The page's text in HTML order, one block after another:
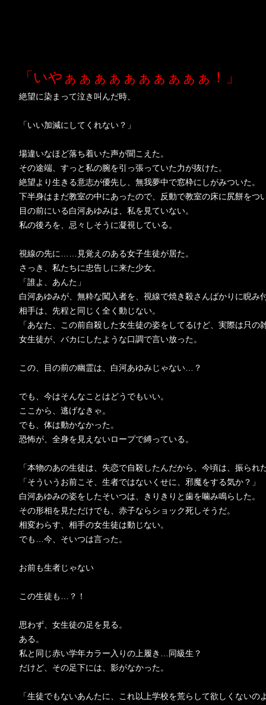
「いやぁぁぁぁぁぁぁぁぁぁ！」
絶望に染まって泣き叫んだ時、
「いい加減にしてくれない？」
場違いなほど落ち着いた声が聞こえた。
その途端、すっと私の腕を引っ張っていた力が抜けた。
絶望より生きる意志が優先し、無我夢中で窓枠にしがみついた。
下半身はまだ教室の中にあったので、反動で教室の床に尻餅をつ
目の前にいる白河あゆみは、私を見ていない。
私の後ろを、忌々しそうに凝視している。
視線の先に……見覚えのある女子生徒が居た。
さっき、私たちに忠告しに来た少女。
「誰よ、あんた」
白河あゆみが、無粋な闖入者を、視線で焼き殺さんばかりに睨み
相手は、先程と同じく全く動じない。
「あなた、この前自殺した女生徒の姿をしてるけど、実際は只の
女生徒が、バカにしたような口調で言い放った。
この、目の前の幽霊は、白河あゆみじゃない…？
でも、今はそんなことはどうでもいい。
ここから、逃げなきゃ。
でも、体は動かなかった。
恐怖が、全身を見えないロープで縛っている。
「本物のあの生徒は、失恋で自殺したんだから、今頃は、振ら
「そういうお前こそ、生者ではないくせに、邪魔をする気か？」
白河あゆみの姿をしたそいつは、きりきりと歯を噛み鳴らした。
その形相を見ただけでも、赤子ならショック死しそうだ。
相変わらす、相手の女生徒は動じない。
でも…今、そいつは言った。
お前も生者じゃない
この生徒も…？！
思わず、女生徒の足を見る。
ある。
私と同じ赤い学年カラー入りの上履き…同級生？
だけど、その足下には、影がなかった。
「生徒でもないあんたに、これ以上学校を荒らして欲しくないの